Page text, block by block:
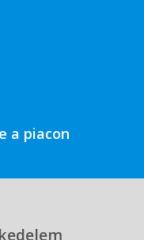
a piacon